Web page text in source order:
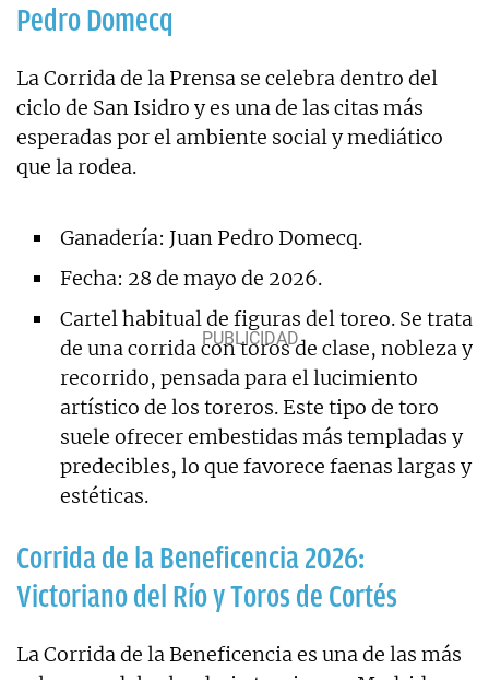
Pedro Domecq
La Corrida de la Prensa se celebra dentro del
ciclo de San Isidro y es una de las citas más
esperadas por el ambiente social y mediático
que la rodea.
Ganadería: Juan Pedro Domecq.
Fecha: 28 de mayo de 2026.
Cartel habitual de figuras del toreo. Se trata
de una corrida con toros de clase, nobleza y
recorrido, pensada para el lucimiento
artístico de los toreros. Este tipo de toro
suele ofrecer embestidas más templadas y
predecibles, lo que favorece faenas largas y
estéticas.
Corrida de la Beneficencia 2026:
Victoriano del Río y Toros de Cortés
La Corrida de la Beneficencia es una de las más